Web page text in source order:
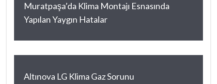
Muratpaşa’da Klima Montajı Esnasında
Yapılan Yaygın Hatalar
Altınova LG Klima Gaz Sorunu